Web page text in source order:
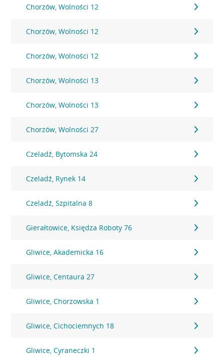
Chorzów, Wolności 12
Chorzów, Wolności 12
Chorzów, Wolności 12
Chorzów, Wolności 13
Chorzów, Wolności 13
Chorzów, Wolności 27
Czeladź, Bytomska 24
Czeladź, Rynek 14
Czeladź, Szpitalna 8
Gierałtowice, Księdza Roboty 76
Gliwice, Akademicka 16
Gliwice, Centaura 27
Gliwice, Chorzowska 1
Gliwice, Cichociemnych 18
Gliwice, Cyraneczki 1